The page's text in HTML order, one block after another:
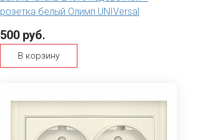
розетка белый Олимп UNIVersal
500 руб.
В корзину